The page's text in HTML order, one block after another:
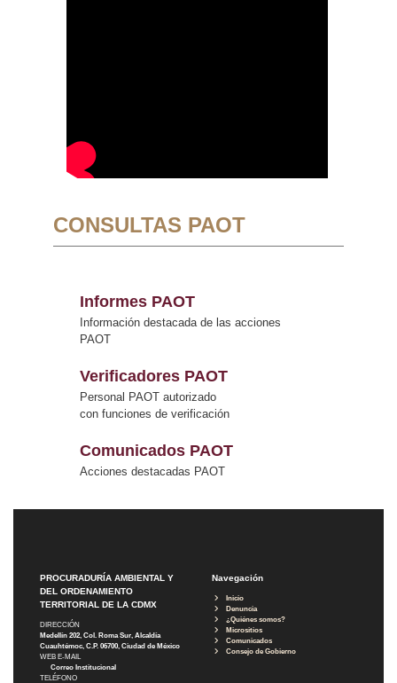
CONSULTAS PAOT
Informes PAOT
Información destacada de las acciones
PAOT
Verificadores PAOT
Personal PAOT autorizado
con funciones de verificación
Comunicados PAOT
Acciones destacadas PAOT
PROCURADURÍA AMBIENTAL Y
DEL ORDENAMIENTO
TERRITORIAL DE LA CDMX
DIRECCIÓN
Medellín 202, Col. Roma Sur, Alcaldía
Cuauhtémoc, C.P. 06700, Ciudad de México
WEB E-MAIL
Correo Institucional
TELÉFONO
Navegación
Inicio
Denuncia
¿Quiénes somos?
Micrositios
Comunicados
Consejo de Gobierno